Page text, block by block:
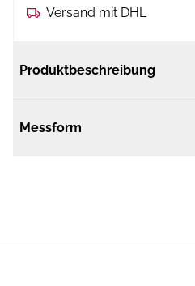
Versand mit DHL
Produktbeschreibung
Messform